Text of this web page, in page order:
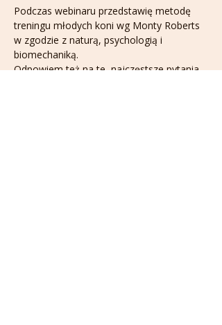
Podczas webinaru przedstawię metodę
treningu młodych koni wg Monty Roberts
w zgodzie z naturą, psychologią i
biomechaniką.
Odpowiem też na te, najczęstsze pytania